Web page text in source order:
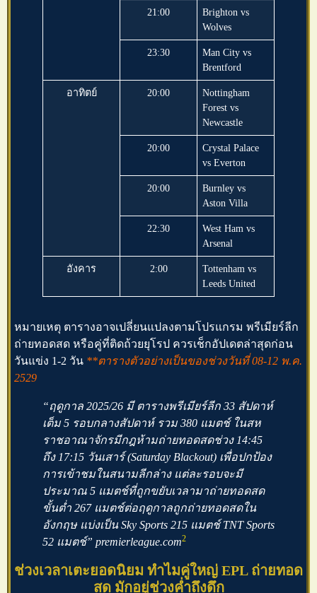
21:00
Brighton vs
Wolves
23:30
Man City vs
Brentford
อาทิตย์ 20:00
Nottingham
Forest vs
Newcastle
20:00
Crystal Palace
vs Everton
20:00
Burnley vs
Aston Villa
22:30
West Ham vs
Arsenal
อังคาร 2:00
Tottenham vs
Leeds United
หมายเหตุ ตารางอาจเปลี่ยนแปลงตามโปรแกรม พรีเมียร์ลีก
ถ่ายทอดสด หรือคู่ที่ติดถ้วยยุโรป ควรเช็กอัปเดตล่าสุดก่อน
วันแข่ง 1-2 วัน **ตารางตัวอย่างเป็นของช่วงวันที่ 08-12 พ.ค.
2529
“ฤดูกาล 2025/26 มี ตารางพรีเมียร์ลีก 33 สัปดาห์
เต็ม 5 รอบกลางสัปดาห์ รวม 380 แมตช์ ในสห
ราชอาณาจักรมีกฎห้ามถ่ายทอดสดช่วง 14:45
ถึง 17:15 วันเสาร์ (Saturday Blackout) เพื่อปกป้อง
การเข้าชมในสนามลีกล่าง แต่ละรอบจะมี
ประมาณ 5 แมตช์ที่ถูกขยับเวลามาถ่ายทอดสด
ขั้นต่ำ 267 แมตช์ต่อฤดูกาลถูกถ่ายทอดสดใน
อังกฤษ แบ่งเป็น Sky Sports 215 แมตช์ TNT Sports
52 แมตช์” premierleague.com2
ช่วงเวลาเตะยอดนิยม ทำไมคู่ใหญ่ EPL ถ่ายทอด
สด มักอยู่ช่วงค่ำถึงดึก